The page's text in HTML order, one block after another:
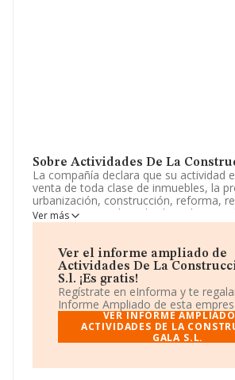
Sobre Actividades De La
La compañía declara que su actividad
venta de toda clase de inmuebles, la
urbanización, construcción, reforma,
mantenimiento de toda clase de
industriales, publicos o privados, para
CNAE corresponde a 6812 con código
realiza actividad de importación y/o
Para comunicarse con sus oficinas, el
teléfono es 913679487.
La compañíaActividades de La
, CIF B84563253, está situada en
Ver más
Ver el informe ampliado de
Actividades De La
S.l. ¡Es gratis!
Regístrate en eInforma y te
Informe Ampliado de esta
VER INFORME
ACTIVIDADES DE LA
GALA S.L.